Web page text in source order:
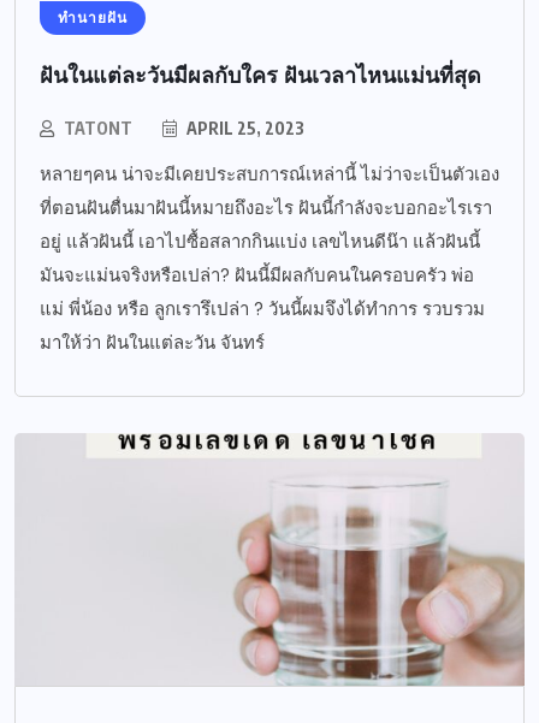
ทำนายฝัน
ฝันในแต่ละวันมีผลกับใคร ฝันเวลาไหนแม่นที่สุด
TATONT APRIL 25, 2023
หลายๆคน น่าจะมีเคยประสบการณ์เหล่านี้ ไม่ว่าจะเป็นตัวเอง
ที่ตอนฝันตื่นมาฝันนี้หมายถึงอะไร ฝันนี้กำลังจะบอกอะไรเรา
อยู่ แล้วฝันนี้ เอาไปซื้อสลากกินแบ่ง เลขไหนดีน๊า แล้วฝันนี้
มันจะแม่นจริงหรือเปล่า? ฝันนี้มีผลกับคนในครอบครัว พ่อ
แม่ พี่น้อง หรือ ลูกเรารึเปล่า ? วันนี้ผมจึงได้ทำการ รวบรวม
มาให้ว่า ฝันในแต่ละวัน จันทร์